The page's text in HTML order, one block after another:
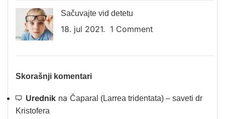
Sačuvajte vid detetu
18. jul 2021. 1 Comment
Skorašnji komentari
Urednik na Čaparal (Larrea tridentata) – saveti dr
Kristofera